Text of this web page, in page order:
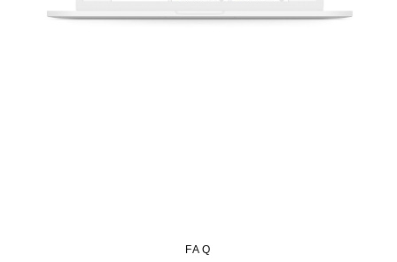
FAQ